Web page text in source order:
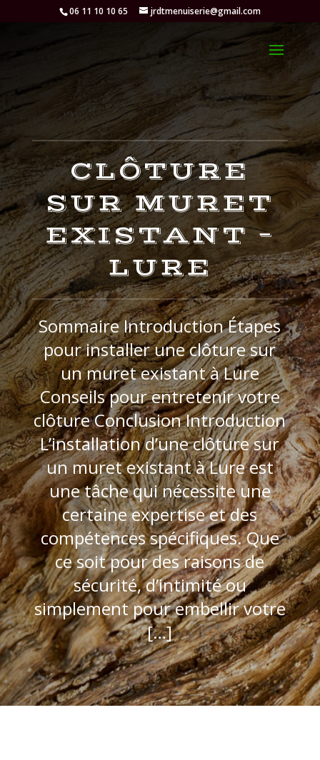
06 11 10 10 65 jrdtmenuiserie@gmail.com
CLÔTURE
SUR MURET
EXISTANT –
LURE
Sommaire Introduction Étapes
pour installer une clôture sur
un muret existant à Lure
Conseils pour entretenir votre
clôture Conclusion Introduction
L’installation d’une clôture sur
un muret existant à Lure est
une tâche qui nécessite une
certaine expertise et des
compétences spécifiques. Que
ce soit pour des raisons de
sécurité, d’intimité ou
simplement pour embellir votre
[…]